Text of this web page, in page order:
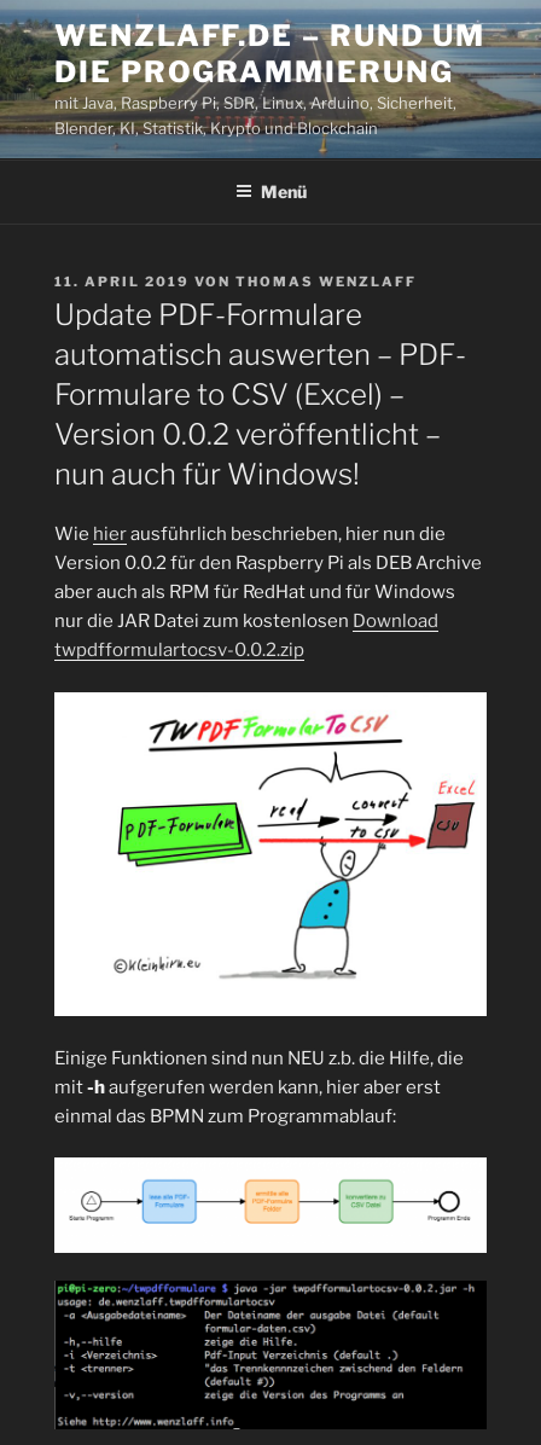
Zum
Inhalt
springen
WENZLAFF.DE – RUND UM
DIE PROGRAMMIERUNG
mit Java, Raspberry Pi, SDR, Linux, Arduino, Sicherheit,
Blender, KI, Statistik, Krypto und Blockchain
Menü
VERÖFFENTLICHT
AM
11. APRIL 2019 VON THOMAS WENZLAFF
Update PDF-Formulare
automatisch auswerten – PDF-
Formulare to CSV (Excel) –
Version 0.0.2 veröffentlicht –
nun auch für Windows!
Wie hierausführlich beschrieben, hier nun die
Version 0.0.2 für den Raspberry Pi als DEB Archive
aber auch als RPM für RedHat und für Windows
nur die JAR Datei zum kostenlosen Download
twpdfformulartocsv-0.0.2.zip
Einige Funktionen sind nun NEU z.b. die Hilfe, die
mit-haufgerufen werden kann, hier aber erst
einmal das BPMN zum Programmablauf: